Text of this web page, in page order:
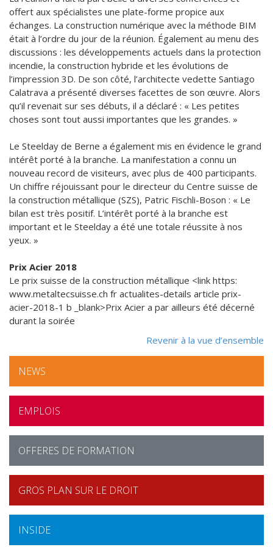
offert aux spécialistes une plate-forme propice aux
échanges. La construction numérique avec la méthode BIM
était à l’ordre du jour de la réunion. Également au menu des
discussions : les développements actuels dans la protection
incendie, la construction hybride et les évolutions de
l’impression 3D. De son côté, l’architecte vedette Santiago
Calatrava a présenté diverses facettes de son œuvre. Alors
qu’il revenait sur ses débuts, il a déclaré : « Les petites
choses sont tout aussi importantes que les grandes. »
Le Steelday de Berne a également mis en évidence le grand
intérêt porté à la branche. La manifestation a connu un
nouveau record de visiteurs, avec plus de 400 participants.
Un chiffre réjouissant pour le directeur du Centre suisse de
la construction métallique (SZS), Patric Fischli-Boson : « Le
bilan est très positif. L’intérêt porté à la branche est
important et le Steelday a été une totale réussite à nos
yeux. »
Prix Acier 2018
Le prix suisse de la construction métallique <link https:
www.metaltecsuisse.ch fr actualites-details article prix-
acier-2018-1 b _blank>Prix Acier a par ailleurs été décerné
durant la soirée
Revenir à la vue d’ensemble
NEWS
EMPLOIS
OFFERES DE FORMATION
GROS PLAN SUR LE DROIT
INSIDE